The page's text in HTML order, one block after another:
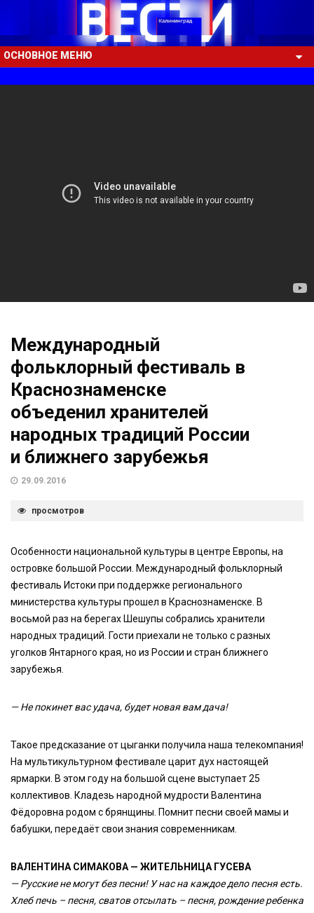
ОСНОВНОЕ МЕНЮ
Международный
фольклорный фестиваль в
Краснознаменске
объеденил хранителей
народных традиций России
и ближнего зарубежья
29.09.2016
просмотров
Особенности национальной культуры в центре Европы, на
островке большой России. Международный фольклорный
фестиваль Истоки при поддержке регионального
министерства культуры прошел в Краснознаменске. В
восьмой раз на берегах Шешупы собрались хранители
народных традиций. Гости приехали не только с разных
уголков Янтарного края, но из России и стран ближнего
зарубежья.
— Не покинет вас удача, будет новая вам дача!
Такое предсказание от цыганки получила наша телекомпания!
На мультикультурном фестивале царит дух настоящей
ярмарки. В этом году на большой сцене выступает 25
коллективов. Кладезь народной мудрости Валентина
Фёдоровна родом с брянщины. Помнит песни своей мамы и
бабушки, передаёт свои знания современникам.
ВАЛЕНТИНА СИМАКОВА — ЖИТЕЛЬНИЦА ГУСЕВА
— Русские не могут без песни! У нас на каждое дело песня есть.
Хлеб печь – песня, сватов отсылать – песня, рождение ребенка